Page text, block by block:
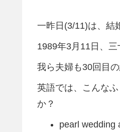
一昨日(3/11)は、結
1989年3月11日、
我ら夫婦も30回目
英語では、こんな
か？
pearl wedding